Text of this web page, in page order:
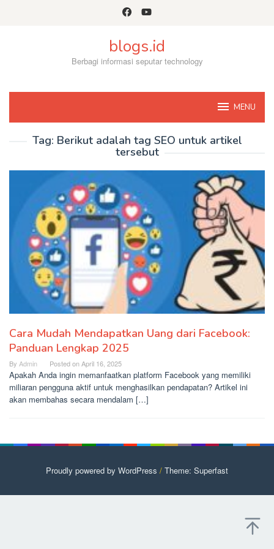
blogs.id
Berbagi informasi seputar technology
MENU
Tag: Berikut adalah tag SEO untuk artikel
tersebut
Cara Mudah Mendapatkan Uang dari Facebook:
Panduan Lengkap 2025
By Admin Posted onApril 16, 2025
Apakah Anda ingin memanfaatkan platform Facebook yang memiliki
miliaran pengguna aktif untuk menghasilkan pendapatan? Artikel ini
akan membahas secara mendalam […]
Proudly powered by WordPress / Theme: Superfast